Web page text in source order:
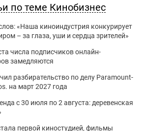
по теме Кинобизнес
«Наша киноиндустрия конкурирует
– за глаза, уши и сердца зрителей»
числа подписчиков онлайн-
замедляются
разбирательство по делу Paramount-
на март 2027 года
с 30 июля по 2 августа: деревенская
первой киностудией, фильмы